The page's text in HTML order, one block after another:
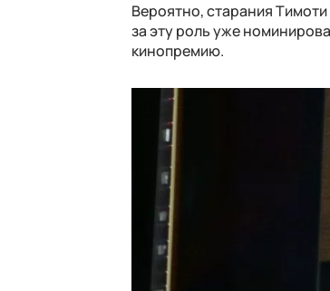
Вероятно, старания
за эту роль уже
кинопремию.